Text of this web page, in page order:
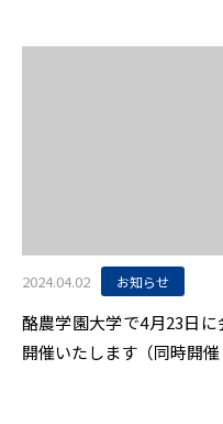
2024.04.02 お知らせ
酪農学園大学で4月23日に
開催いたします（同時開